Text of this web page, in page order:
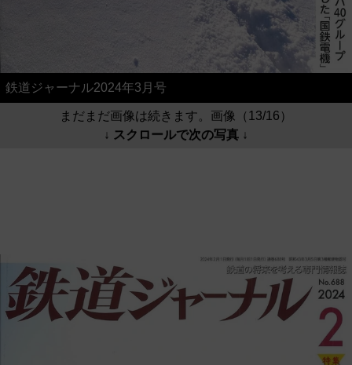
鉄道ジャーナル2024年3月号
まだまだ画像は続きます。画像（13/16）
↓ スクロールで次の写真 ↓